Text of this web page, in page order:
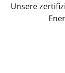
Unsere